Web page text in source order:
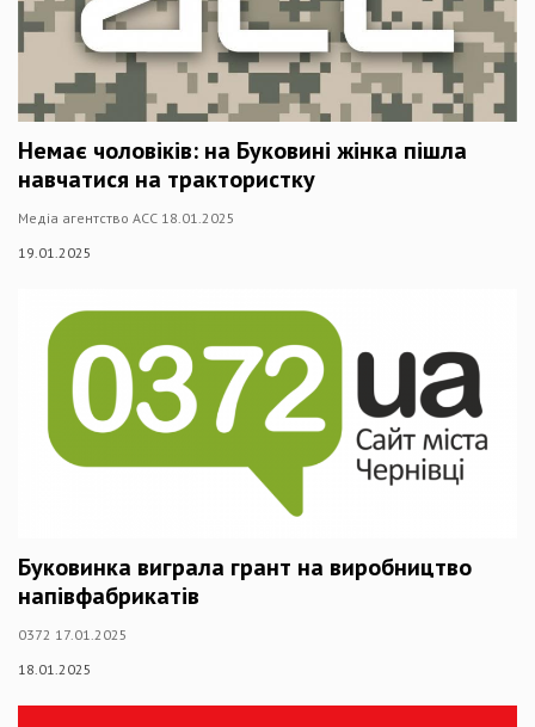
Немає чоловіків: на Буковині жінка пішла
навчатися на трактористку
Медіа агентство АСС 18.01.2025
19.01.2025
Буковинка виграла грант на виробництво
напівфабрикатів
0372 17.01.2025
18.01.2025